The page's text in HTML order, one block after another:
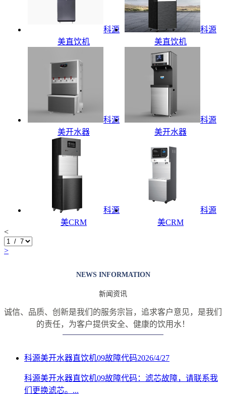
科源
美直饮机
科源
美直饮机
科源
美开水器
科源
美开水器
科源
美CRM
科源
美CRM
<
>
NEWS INFORMATION
新闻资讯
诚信、品质、创新是我们的服务宗旨，追求客户意见，是我们
的责任， 为客户提供安全、健康的饮用水！
科源美开水器直饮机09故障代码2026/4/27
科源美开水器直饮机09故障代码：滤芯故障，请联系我
们更换滤芯。...